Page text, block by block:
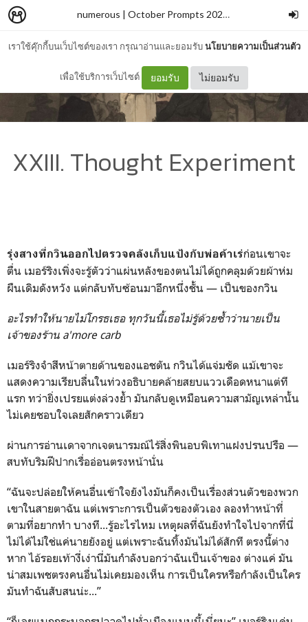
เราใช้คุ๊กกี้บนเว็บไซต์ของเรา กรุณาอ่านและยอมรับนโยบายความเป็นส่วนตัว
เพื่อใช้บริการเว็บไซต์ ยอมรับ ไม่ยอมรับ
numerous | October Prompts 2024– wallflowerblu
XXIII. Thought Experiment
รุ่งสางที่กวินออกไปตรวจคลังเก็บแป้งกับพ่อค้าเร่ก่อนเขาจะ
ตื่น เมอร์ริงเพิ่งจะรู้ตัวว่าแผ่นหลังของตนไม่ได้ถูกคลุมด้วยผ้าห่ม
ผืนเดิมดังหวัง แต่กลับทับซ้อนมาอีกหนึ่งชั้น — เป็นของกวิน
อะไรทำให้นายไม่โกรธเธอ ทุกวันนี้เธอไม่รู้ด้วยซ้ำว่านายเป็น
เจ้าของร้าน a'more carb
เมอร์ริงจำสีหน้าตายด้านของแอชตัน กวินได้แจ่มชัด แม้เขาจะ
แสดงความเรียบลื่นในท่วงอธิบายคล้ายสยบแววเดือดหนาแต่ที
แรก ทว่ายิ่งเปรยแต่งล่วงย้ำ มันกลับดูเหมือนความสามัญเหล่านั้น
ไม่เคยชอบใจเลยสักคราวเดียว
ผ่านการอ่านเดาจากเจตนารมณ์ไร้สิ่งพินอบพิเทาแฝงปรนปรือ —
สบทับริมฝีปากเรื่ออ่อนตรงหน้านั่น
“ฉันจะปล่อยให้คนอื่นเข้าใจยังไงมันก็คงเป็นเรื่องส่วนตัวของพวก
เขาในสายตาฉัน แต่เพราะการเป็นตัวของตัวเอง ลองทำหน้าที่
ตามที่อยากทำ บางที...รู้อะไรไหม เหตุผลที่ฉันยังทำใจไปจากที่นี่
ไม่ได้ไม่ใช่แค่นายยังอยู่ แต่เพราะฉันทิ้งมันไม่ได้สักที ตรงนี้ต่าง
หาก ไอ้รอยเท้างี่เง่านี่มันกำลังบอกว่าฉันเป็นเจ้าของ ต่างแค่ มัน
น่าสมเพชตรงคนอื่นไม่เคยมองเห็น การเป็นใครหรือกำลังเป็นใคร
มันทำฉันสับสนน่ะ...”